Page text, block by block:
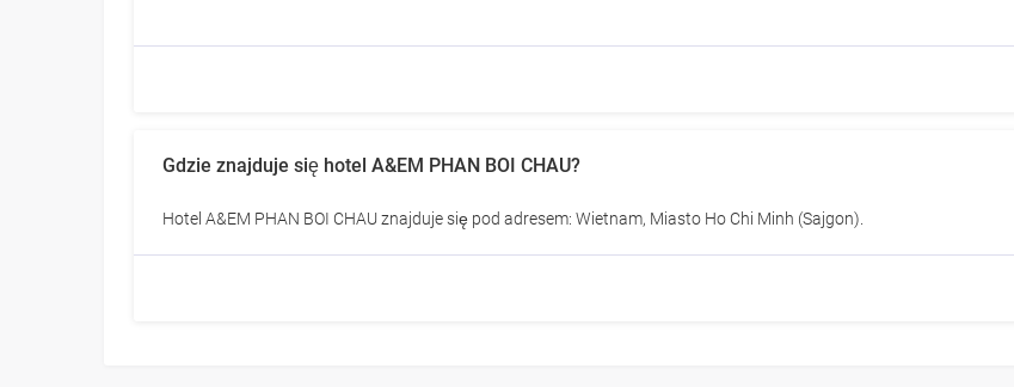
Gdzie znajduje się hotel A&EM PHAN BOI CHAU?
Hotel A&EM PHAN BOI CHAU znajduje się pod adresem: Wietnam, Miasto Ho Chi Minh (Sajgon).